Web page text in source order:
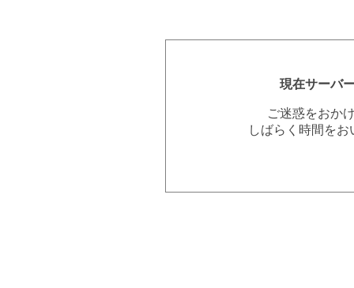
現在サーバ
ご迷惑をおか
しばらく時間を